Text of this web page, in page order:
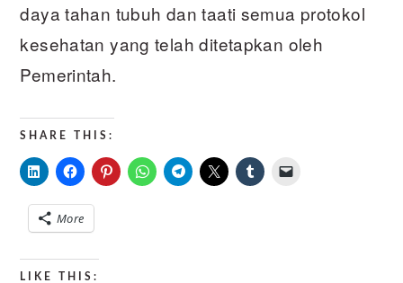
daya tahan tubuh dan taati semua protokol
kesehatan yang telah ditetapkan oleh
Pemerintah.
SHARE THIS:
More
LIKE THIS: